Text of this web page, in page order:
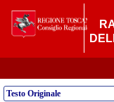
Testo Originale